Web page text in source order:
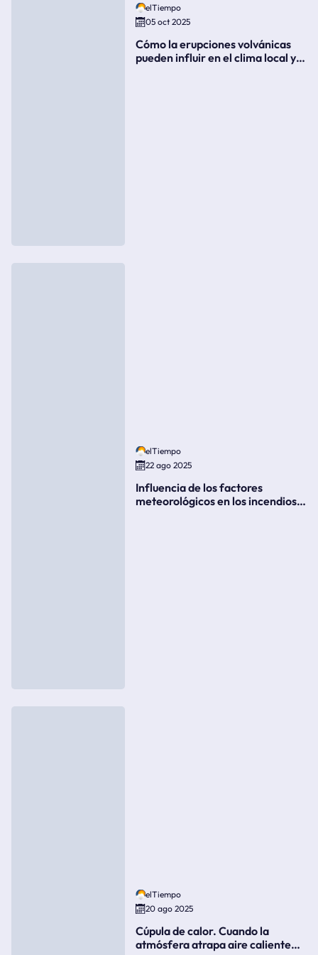
elTiempo
05 oct 2025
Cómo la erupciones volvánicas
pueden influir en el clima local y
elTiempo
22 ago 2025
Influencia de los factores
meteorológicos en los incendios
elTiempo
20 ago 2025
Cúpula de calor. Cuando la
atmósfera atrapa aire caliente